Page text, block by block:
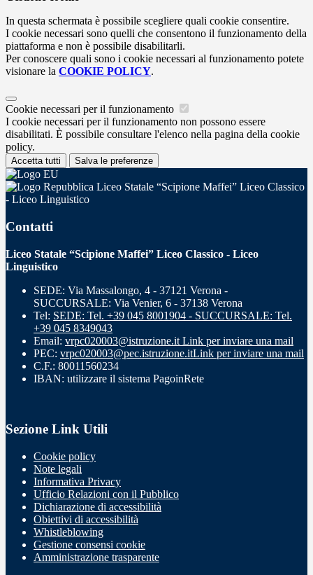
In questa schermata è possibile scegliere quali cookie consentire.
I cookie necessari sono quelli che consentono il funzionamento della
piattaforma e non è possibile disabilitarli.
Per conoscere quali sono i cookie necessari al funzionamento potete
visionare la COOKIE POLICY.
Cookie necessari per il funzionamento
I cookie necessari per il funzionamento non possono essere
disabilitati. È possibile consultare l'elenco nella pagina della cookie
policy.
Accetta tutti Salva le preferenze
Liceo Statale “Scipione Maffei” Liceo Classico
- Liceo Linguistico
Contatti
Liceo Statale “Scipione Maffei” Liceo Classico - Liceo
Linguistico
SEDE: Via Massalongo, 4 - 37121 Verona -
SUCCURSALE: Via Venier, 6 - 37138 Verona
Tel: SEDE: Tel. +39 045 8001904 - SUCCURSALE: Tel.
+39 045 8349043
Email: vrpc020003@istruzione.it Link per inviare una mail
PEC: vrpc020003@pec.istruzione.itLink per inviare una mail
C.F.: 80011560234
IBAN: utilizzare il sistema PagoinRete
Sezione Link Utili
Cookie policy
Note legali
Informativa Privacy
Ufficio Relazioni con il Pubblico
Dichiarazione di accessibilità
Obiettivi di accessibilità
Whistleblowing
Gestione consensi cookie
Amministrazione trasparente